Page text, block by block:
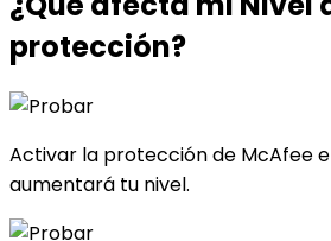
protección?
Activar la protección de McAfee
aumentará tu nivel.